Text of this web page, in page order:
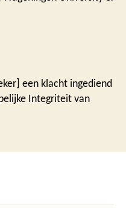
een klacht ingediend
Integriteit van